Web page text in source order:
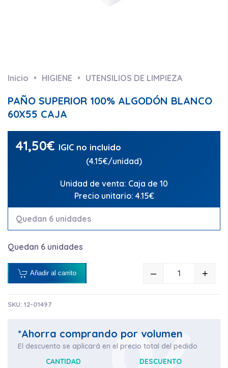
Inicio HIGIENE UTENSILIOS DE LIMPIEZA
PAÑO SUPERIOR 100% ALGODÓN BLANCO
60X55 CAJA
41,50€ IGIC no incluido
(4.15€/unidad)
Unidad de venta: Caja de 10
Precio unitario: 4.15€
Quedan 6 unidades
Quedan 6 unidades
PAÑO
– +
Añadir al carrito
SKU: 12-01497
*Ahorra comprando por volumen
El descuento se aplicará en el precio total del pedido
CANTIDAD
DESCUENTO